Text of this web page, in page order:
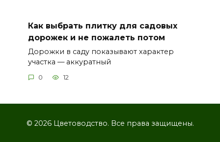
Как выбрать плитку для садовых
дорожек и не пожалеть потом
Дорожки в саду показывают характер
участка — аккуратный
0 12
© 2026 Цветоводство. Все права защищены.